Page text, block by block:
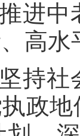
进中
高
持社
政